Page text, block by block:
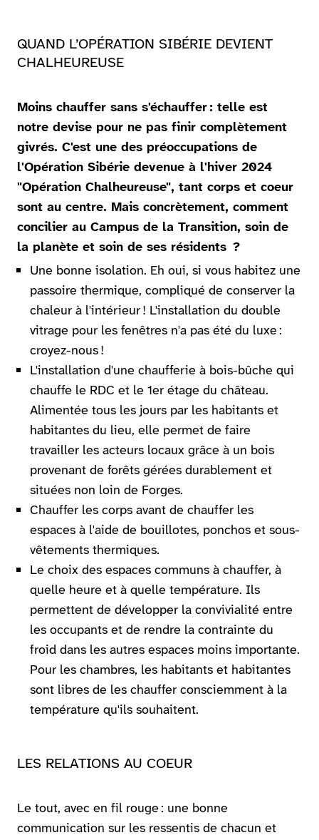
QUAND L’OPÉRATION SIBÉRIE DEVIENT
CHALHEUREUSE
Moins chauffer sans s'échauffer : telle est
notre devise pour ne pas finir complètement
givrés. C'est une des préoccupations de
l'Opération Sibérie devenue à l'hiver 2024
"Opération Chalheureuse", tant corps et coeur
sont au centre. Mais concrètement, comment
concilier au Campus de la Transition, soin de
la planète et soin de ses résidents ?
Une bonne isolation. Eh oui, si vous habitez une
passoire thermique, compliqué de conserver la
chaleur à l'intérieur ! L'installation du double
vitrage pour les fenêtres n'a pas été du luxe :
croyez-nous !
L'installation d'une chaufferie à bois-bûche qui
chauffe le RDC et le 1er étage du château.
Alimentée tous les jours par les habitants et
habitantes du lieu, elle permet de faire
travailler les acteurs locaux grâce à un bois
provenant de forêts gérées durablement et
situées non loin de Forges.
Chauffer les corps avant de chauffer les
espaces à l'aide de bouillotes, ponchos et sous-
vêtements thermiques.
Le choix des espaces communs à chauffer, à
quelle heure et à quelle température. Ils
permettent de développer la convivialité entre
les occupants et de rendre la contrainte du
froid dans les autres espaces moins importante.
Pour les chambres, les habitants et habitantes
sont libres de les chauffer consciemment à la
température qu'ils souhaitent.
LES RELATIONS AU COEUR
Le tout, avec en fil rouge : une bonne
communication sur les ressentis de chacun et